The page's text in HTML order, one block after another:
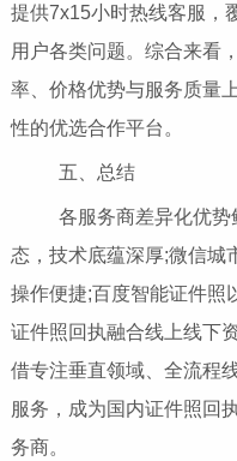
提供7x15小时热线客服，
用户各类问题。综合来看
率、价格优势与服务质量
性的优选合作平台。
五、总结
各服务商差异化优势
态，技术底蕴深厚;微信城
操作便捷;百度智能证件照
证件照回执融合线上线下
借专注垂直领域、全流程
服务，成为国内证件照回
务商。